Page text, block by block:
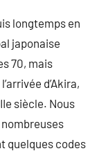
longtemps en
japonaise
70, mais
d’Akira,
siècle. Nous
quelques codes